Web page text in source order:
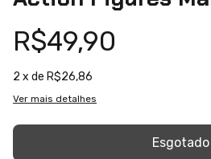
R$49,90
2 x de R$26,86
Ver mais detalhes